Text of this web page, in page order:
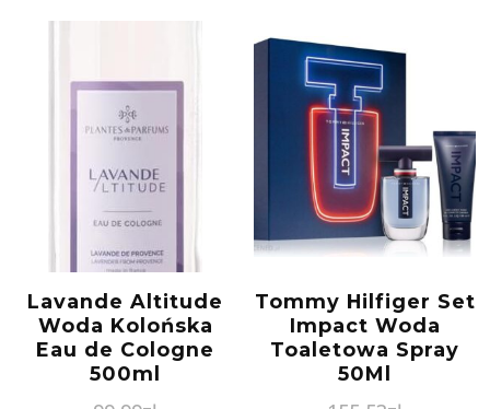
Lavande Altitude
Woda Kolońska
Eau de Cologne
500ml
Tommy Hilfiger Set
Impact Woda
Toaletowa Spray
50Ml